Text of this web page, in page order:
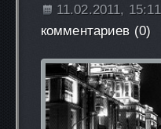
11.02.2011, 15:11
комментариев (0)